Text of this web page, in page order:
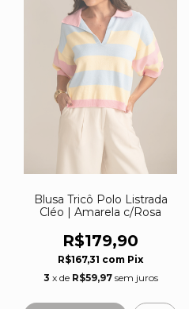
Blusa Tricô Polo Listrada
Cléo | Amarela c/Rosa
R$179,90
R$167,31 com Pix
3 x de R$59,97 sem juros